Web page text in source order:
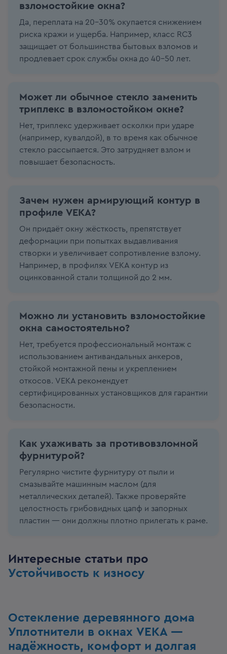
взломостойкие окна?
Да, переплата на 20–30% окупается снижением
риска кражи и ущерба. Например, класс RC3
защищает от большинства бытовых взломов и
продлевает срок службы окна до 40–50 лет.
Может ли обычное стекло заменить
триплекс в взломостойком окне?
Нет, триплекс удерживает осколки при ударе
(например, кувалдой), в то время как обычное
стекло рассыпается. Это затрудняет взлом и
повышает безопасность.
Зачем нужен армирующий контур в
профиле VEKA?
Он придаёт окну жёсткость, препятствует
деформации при попытках выдавливания
створки и увеличивает сопротивление взлому.
Например, в профилях VEKA контур из
оцинкованной стали толщиной до 2 мм.
Можно ли установить взломостойкие
окна самостоятельно?
Нет, требуется профессиональный монтаж с
использованием антивандальных анкеров,
стойкой монтажной пены и укреплением
откосов. VEKA рекомендует
сертифицированных установщиков для гарантии
безопасности.
Как ухаживать за противовзломной
фурнитурой?
Регулярно чистите фурнитуру от пыли и
смазывайте машинным маслом (для
металлических деталей). Также проверяйте
целостность грибовидных цапф и запорных
пластин — они должны плотно прилегать к раме.
Интересные статьи про
Устойчивость к износу
Остекление деревянного дома
Уплотнители в окнах VEKA —
надёжность, комфорт и долгая